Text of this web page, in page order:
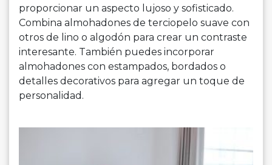
proporcionar un aspecto lujoso y sofisticado.
Combina almohadones de terciopelo suave con
otros de lino o algodón para crear un contraste
interesante. También puedes incorporar
almohadones con estampados, bordados o
detalles decorativos para agregar un toque de
personalidad.